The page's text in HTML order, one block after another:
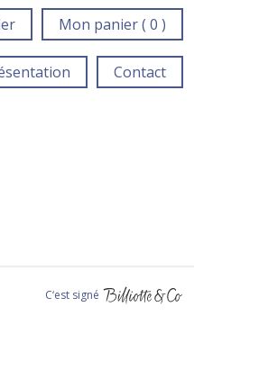
Mon panier ( 0 )
Contact
C‘est signé